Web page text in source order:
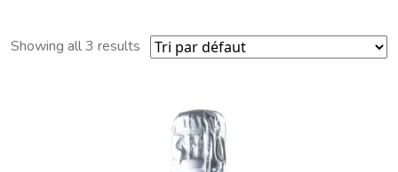
Showing all 3 results